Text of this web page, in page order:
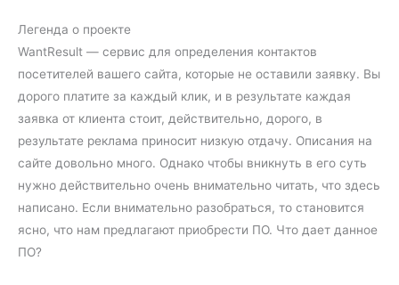
Легенда о проекте
WantResult — сервис для определения контактов
посетителей вашего сайта, которые не оставили заявку. Вы
дорого платите за каждый клик, и в результате каждая
заявка от клиента стоит, действительно, дорого, в
результате реклама приносит низкую отдачу. Описания на
сайте довольно много. Однако чтобы вникнуть в его суть
нужно действительно очень внимательно читать, что здесь
написано. Если внимательно разобраться, то становится
ясно, что нам предлагают приобрести ПО. Что дает данное
ПО?